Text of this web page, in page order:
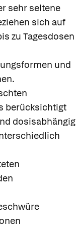
sehr seltene
sich auf
zu Tagesdosen
und
berücksichtigt
dosisabhängig